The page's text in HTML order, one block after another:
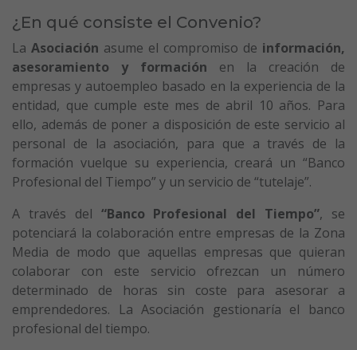
¿En qué consiste el Convenio?
La Asociación asume el compromiso de información,
asesoramiento y formación en la creación de
empresas y autoempleo basado en la experiencia de la
entidad, que cumple este mes de abril 10 años. Para
ello, además de poner a disposición de este servicio al
personal de la asociación, para que a través de la
formación vuelque su experiencia, creará un “Banco
Profesional del Tiempo” y un servicio de “tutelaje”.
A través del “Banco Profesional del Tiempo”, se
potenciará la colaboración entre empresas de la Zona
Media de modo que aquellas empresas que quieran
colaborar con este servicio ofrezcan un número
determinado de horas sin coste para asesorar a
emprendedores. La Asociación gestionaría el banco
profesional del tiempo.